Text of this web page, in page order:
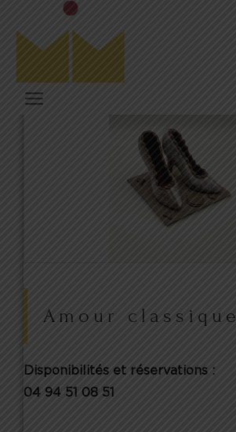
Amour classique
Disponibilités et réservations :
04 94 51 08 51